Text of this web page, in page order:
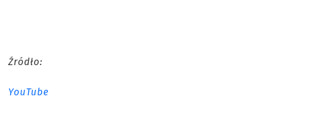
Źródło:
YouTube